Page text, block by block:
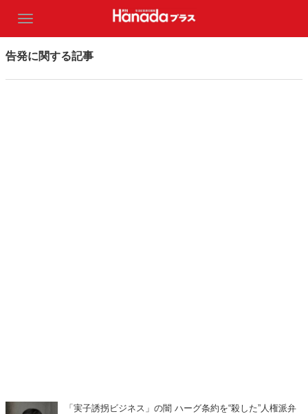
告発に関する記事
「実子誘拐ビジネス」の闇 ハーグ条約を“殺した”人権派弁